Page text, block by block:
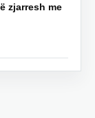
zjarresh me